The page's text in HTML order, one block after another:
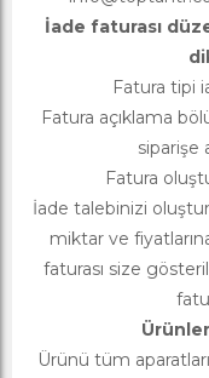
İade faturası
Fatura tipi
Fatura açıklama
siparişe
Fatura
İade talebinizi
miktar ve
faturası size
Ürünü tüm